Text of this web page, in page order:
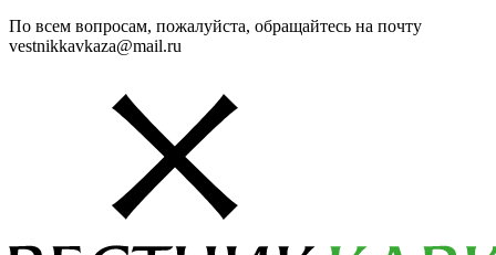
По всем вопросам, пожалуйста, обращайтесь на почту
vestnikkavkaza@mail.ru